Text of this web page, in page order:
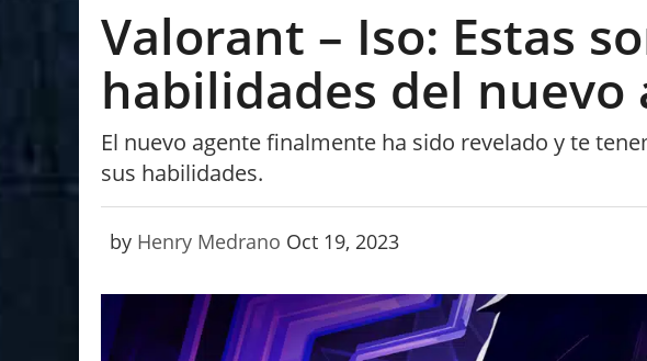
Valorant – Iso: Estas
habilidades del nuevo
El nuevo agente finalmente ha sido revelado y te
sus habilidades.
by Henry Medrano Oct 19, 2023